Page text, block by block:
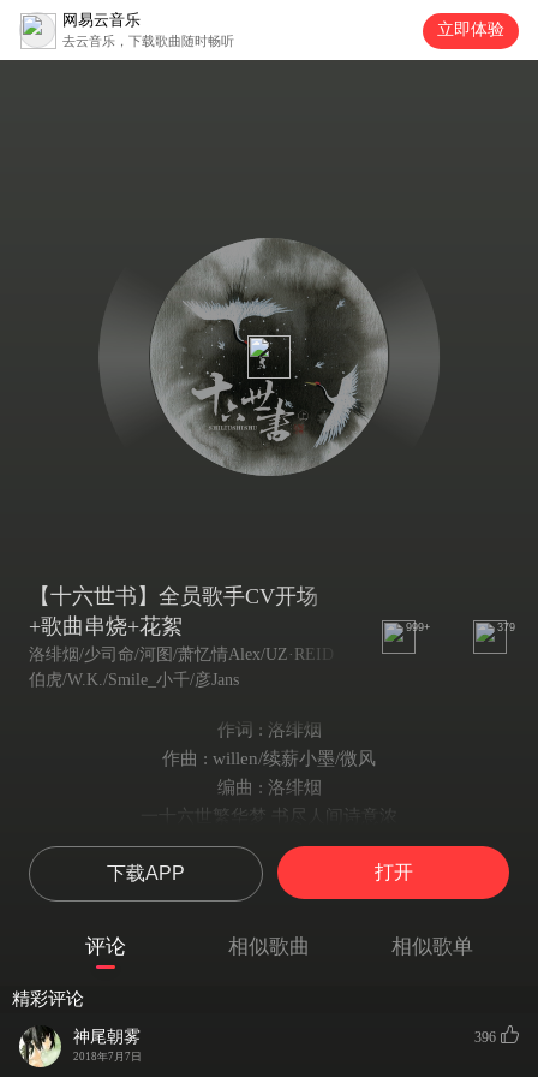
网易云音乐
去云音乐，下载歌曲随时畅听
立即体验
【十六世书】全员歌手CV开场
+歌曲串烧+花絮
洛绯烟/少司命/河图/萧忆情Alex/UZ·REID
伯虎/W.K./Smile_小千/彦Jans
999+ 379
作词 : 洛绯烟
作曲 : willen/续薪小墨/微风
编曲 : 洛绯烟
一十六世繁华梦 书尽人间诗意浓
一世百年，十六世过去
他在这世间已活了一千六百年。
他追寻过爱 思念过家 在江南梨园听过戏
造访过珠帘寂寂 敲过木鱼百遍 教过诗书万卷...
下载APP 打开
评论 相似歌曲 相似歌单
精彩评论
神尾朝雾
2018年7月7日
396